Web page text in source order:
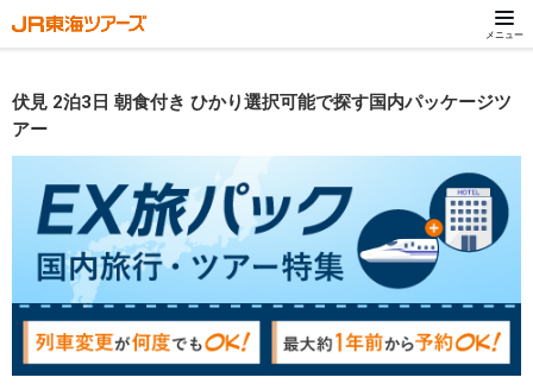
メニュー
伏見 2泊3日 朝食付き ひかり選択可能で探す国内パッケージツ
アー